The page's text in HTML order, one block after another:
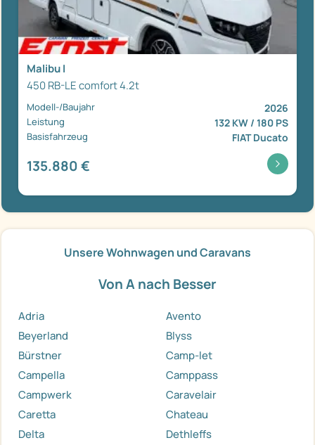
Malibu I
450 RB-LE comfort 4.2t
Modell-/Baujahr 2026
Leistung 132 KW / 180 PS
Basisfahrzeug FIAT Ducato
135.880 €
Unsere Wohnwagen und Caravans
Von A nach Besser
Adria
Avento
Beyerland
Blyss
Bürstner
Camp-let
Campella
Camppass
Campwerk
Caravelair
Caretta
Chateau
Delta
Dethleffs